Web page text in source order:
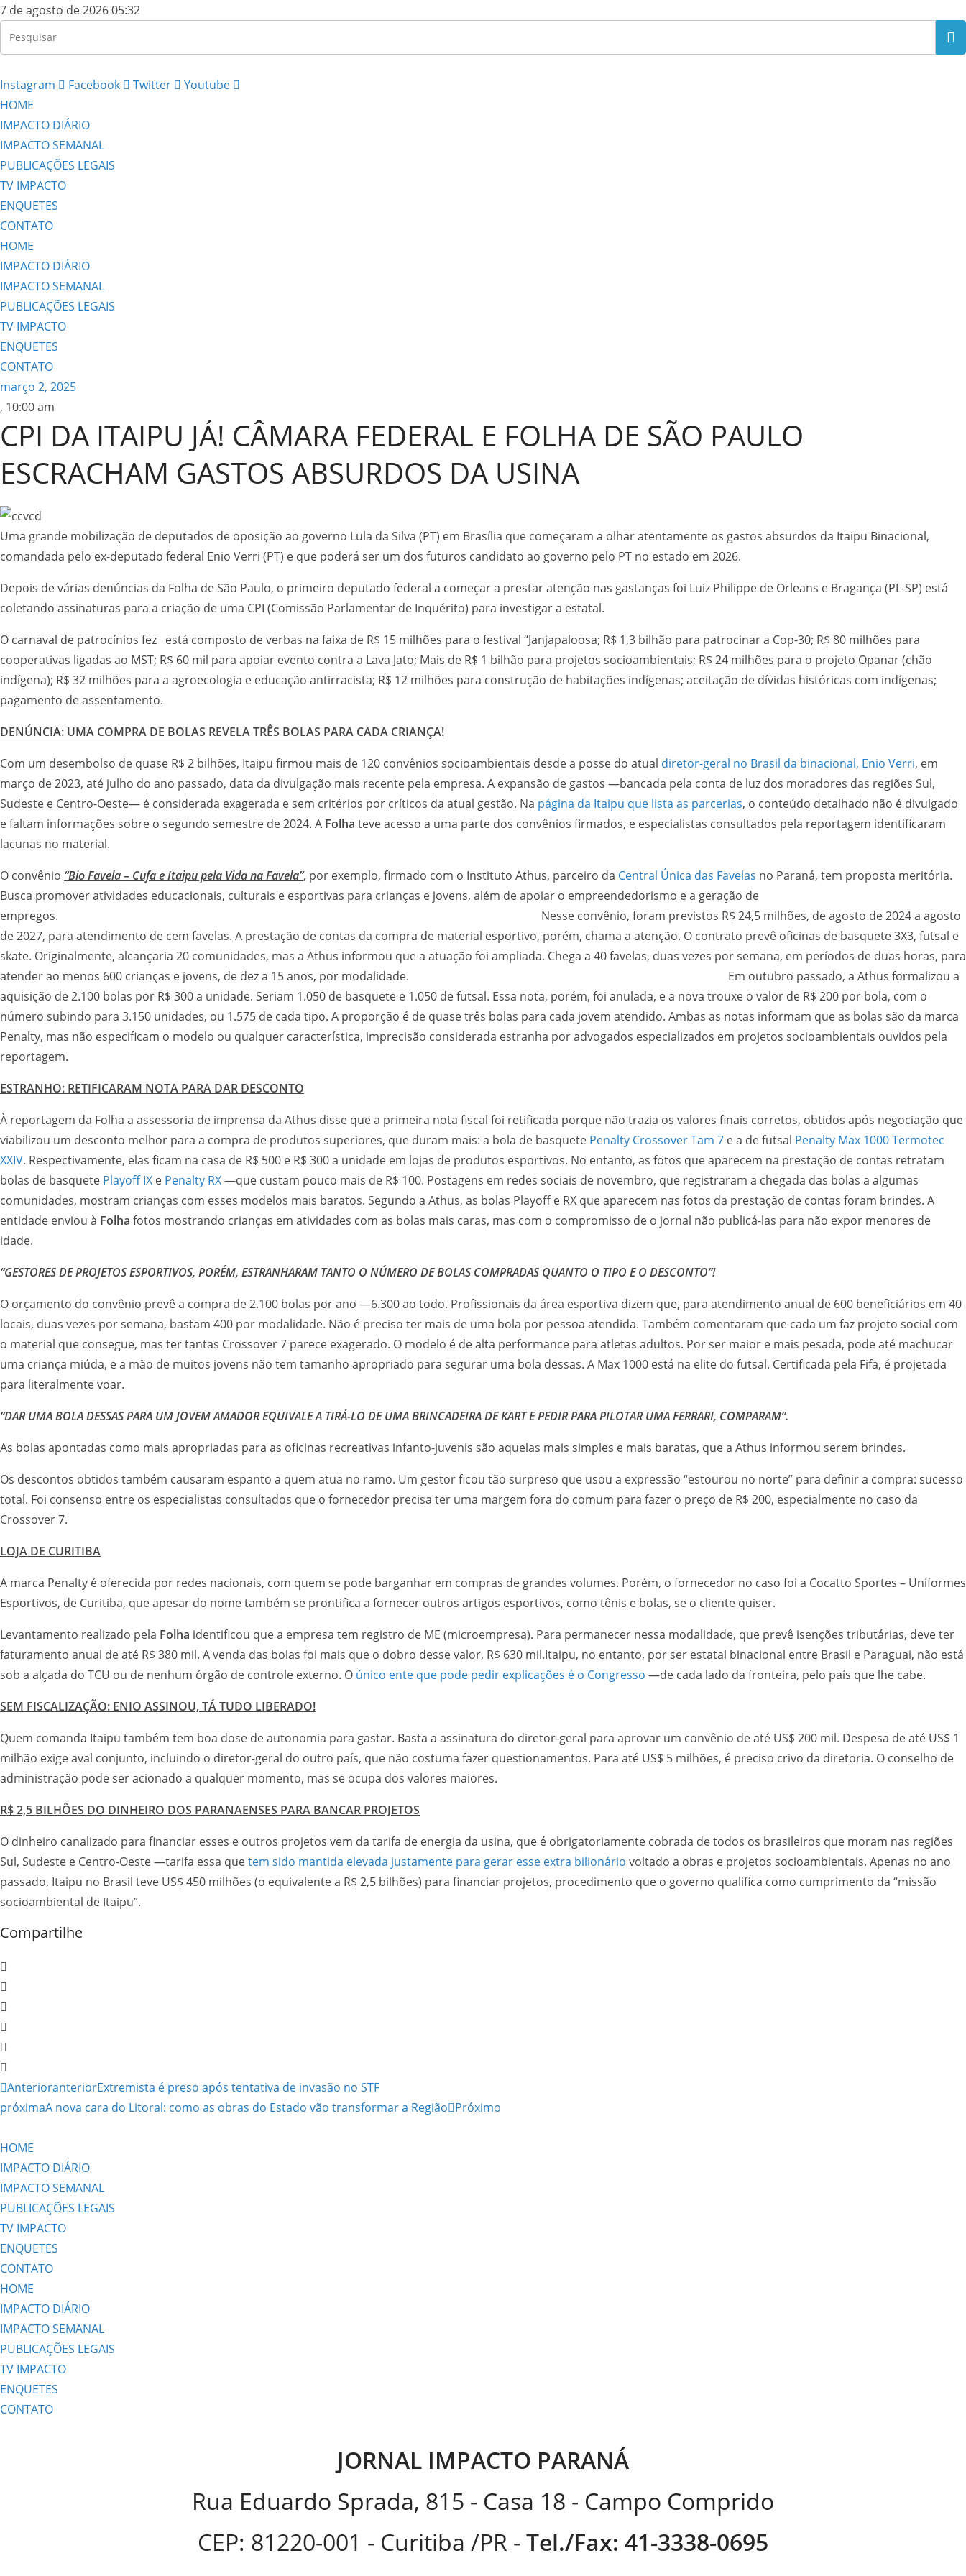
7 de agosto de 2026 05:32
Instagram Facebook Twitter
Youtube
HOME
IMPACTO DIÁRIO
IMPACTO SEMANAL
PUBLICAÇÕES LEGAIS
TV IMPACTO
ENQUETES
CONTATO
HOME
IMPACTO DIÁRIO
IMPACTO SEMANAL
PUBLICAÇÕES LEGAIS
TV IMPACTO
ENQUETES
CONTATO
março 2, 2025
, 10:00 am
CPI DA ITAIPU JÁ! CÂMARA FEDERAL E FOLHA DE SÃO PAULO
ESCRACHAM GASTOS ABSURDOS DA USINA
Uma grande mobilização de deputados de oposição ao governo Lula da Silva (PT) em Brasília que começaram a olhar atentamente os gastos absurdos da Itaipu Binacional,
comandada pelo ex-deputado federal Enio Verri (PT) e que poderá ser um dos futuros candidato ao governo pelo PT no estado em 2026.
Depois de várias denúncias da Folha de São Paulo, o primeiro deputado federal a começar a prestar atenção nas gastanças foi Luiz Philippe de Orleans e Bragança (PL-SP) está
coletando assinaturas para a criação de uma CPI (Comissão Parlamentar de Inquérito) para investigar a estatal.
O carnaval de patrocínios fez está composto de verbas na faixa de R$ 15 milhões para o festival “Janjapaloosa; R$ 1,3 bilhão para patrocinar a Cop-30; R$ 80 milhões para
cooperativas ligadas ao MST; R$ 60 mil para apoiar evento contra a Lava Jato; Mais de R$ 1 bilhão para projetos socioambientais; R$ 24 milhões para o projeto Opanar (chão
indígena); R$ 32 milhões para a agroecologia e educação antirracista; R$ 12 milhões para construção de habitações indígenas; aceitação de dívidas históricas com indígenas;
pagamento de assentamento.
DENÚNCIA: UMA COMPRA DE BOLAS REVELA TRÊS BOLAS PARA CADA CRIANÇA!
Com um desembolso de quase R$ 2 bilhões, Itaipu firmou mais de 120 convênios socioambientais desde a posse do atual diretor-geral no Brasil da binacional, Enio Verri, em
março de 2023, até julho do ano passado, data da divulgação mais recente pela empresa. A expansão de gastos —bancada pela conta de luz dos moradores das regiões Sul,
Sudeste e Centro-Oeste— é considerada exagerada e sem critérios por críticos da atual gestão. Na página da Itaipu que lista as parcerias, o conteúdo detalhado não é divulgado
e faltam informações sobre o segundo semestre de 2024. A Folha teve acesso a uma parte dos convênios firmados, e especialistas consultados pela reportagem identificaram
lacunas no material.
O convênio “Bio Favela – Cufa e Itaipu pela Vida na Favela”, por exemplo, firmado com o Instituto Athus, parceiro da Central Única das Favelas no Paraná, tem proposta meritória.
Busca promover atividades educacionais, culturais e esportivas para crianças e jovens, além de apoiar o empreendedorismo e a geração de
empregos. Nesse convênio, foram previstos R$ 24,5 milhões, de agosto de 2024 a agosto
de 2027, para atendimento de cem favelas. A prestação de contas da compra de material esportivo, porém, chama a atenção. O contrato prevê oficinas de basquete 3X3, futsal e
skate. Originalmente, alcançaria 20 comunidades, mas a Athus informou que a atuação foi ampliada. Chega a 40 favelas, duas vezes por semana, em períodos de duas horas, para
atender ao menos 600 crianças e jovens, de dez a 15 anos, por modalidade. Em outubro passado, a Athus formalizou a
aquisição de 2.100 bolas por R$ 300 a unidade. Seriam 1.050 de basquete e 1.050 de futsal. Essa nota, porém, foi anulada, e a nova trouxe o valor de R$ 200 por bola, com o
número subindo para 3.150 unidades, ou 1.575 de cada tipo. A proporção é de quase três bolas para cada jovem atendido. Ambas as notas informam que as bolas são da marca
Penalty, mas não especificam o modelo ou qualquer característica, imprecisão considerada estranha por advogados especializados em projetos socioambientais ouvidos pela
reportagem.
ESTRANHO: RETIFICARAM NOTA PARA DAR DESCONTO
À reportagem da Folha a assessoria de imprensa da Athus disse que a primeira nota fiscal foi retificada porque não trazia os valores finais corretos, obtidos após negociação que
viabilizou um desconto melhor para a compra de produtos superiores, que duram mais: a bola de basquete Penalty Crossover Tam 7 e a de futsal Penalty Max 1000 Termotec
XXIV. Respectivamente, elas ficam na casa de R$ 500 e R$ 300 a unidade em lojas de produtos esportivos. No entanto, as fotos que aparecem na prestação de contas retratam
bolas de basquete Playoff IX e Penalty RX—que custam pouco mais de R$ 100. Postagens em redes sociais de novembro, que registraram a chegada das bolas a algumas
comunidades, mostram crianças com esses modelos mais baratos. Segundo a Athus, as bolas Playoff e RX que aparecem nas fotos da prestação de contas foram brindes. A
entidade enviou à Folha fotos mostrando crianças em atividades com as bolas mais caras, mas com o compromisso de o jornal não publicá-las para não expor menores de
idade.
“GESTORES DE PROJETOS ESPORTIVOS, PORÉM, ESTRANHARAM TANTO O NÚMERO DE BOLAS COMPRADAS QUANTO O TIPO E O DESCONTO”!
O orçamento do convênio prevê a compra de 2.100 bolas por ano —6.300 ao todo. Profissionais da área esportiva dizem que, para atendimento anual de 600 beneficiários em 40
locais, duas vezes por semana, bastam 400 por modalidade. Não é preciso ter mais de uma bola por pessoa atendida. Também comentaram que cada um faz projeto social com
o material que consegue, mas ter tantas Crossover 7 parece exagerado. O modelo é de alta performance para atletas adultos. Por ser maior e mais pesada, pode até machucar
uma criança miúda, e a mão de muitos jovens não tem tamanho apropriado para segurar uma bola dessas. A Max 1000 está na elite do futsal. Certificada pela Fifa, é projetada
para literalmente voar.
“DAR UMA BOLA DESSAS PARA UM JOVEM AMADOR EQUIVALE A TIRÁ-LO DE UMA BRINCADEIRA DE KART E PEDIR PARA PILOTAR UMA FERRARI, COMPARAM”.
As bolas apontadas como mais apropriadas para as oficinas recreativas infanto-juvenis são aquelas mais simples e mais baratas, que a Athus informou serem brindes.
Os descontos obtidos também causaram espanto a quem atua no ramo. Um gestor ficou tão surpreso que usou a expressão “estourou no norte” para definir a compra: sucesso
total. Foi consenso entre os especialistas consultados que o fornecedor precisa ter uma margem fora do comum para fazer o preço de R$ 200, especialmente no caso da
Crossover 7.
LOJA DE CURITIBA
A marca Penalty é oferecida por redes nacionais, com quem se pode barganhar em compras de grandes volumes. Porém, o fornecedor no caso foi a Cocatto Sportes – Uniformes
Esportivos, de Curitiba, que apesar do nome também se prontifica a fornecer outros artigos esportivos, como tênis e bolas, se o cliente quiser.
Levantamento realizado pela Folha identificou que a empresa tem registro de ME (microempresa). Para permanecer nessa modalidade, que prevê isenções tributárias, deve ter
faturamento anual de até R$ 380 mil. A venda das bolas foi mais que o dobro desse valor, R$ 630 mil.Itaipu, no entanto, por ser estatal binacional entre Brasil e Paraguai, não está
sob a alçada do TCU ou de nenhum órgão de controle externo. O único ente que pode pedir explicações é o Congresso —de cada lado da fronteira, pelo país que lhe cabe.
SEM FISCALIZAÇÃO: ENIO ASSINOU, TÁ TUDO LIBERADO!
Quem comanda Itaipu também tem boa dose de autonomia para gastar. Basta a assinatura do diretor-geral para aprovar um convênio de até US$ 200 mil. Despesa de até US$ 1
milhão exige aval conjunto, incluindo o diretor-geral do outro país, que não costuma fazer questionamentos. Para até US$ 5 milhões, é preciso crivo da diretoria. O conselho de
administração pode ser acionado a qualquer momento, mas se ocupa dos valores maiores.
R$ 2,5 BILHÕES DO DINHEIRO DOS PARANAENSES PARA BANCAR PROJETOS
O dinheiro canalizado para financiar esses e outros projetos vem da tarifa de energia da usina, que é obrigatoriamente cobrada de todos os brasileiros que moram nas regiões
Sul, Sudeste e Centro-Oeste —tarifa essa quetem sido mantida elevada justamente para gerar esse extra bilionário voltado a obras e projetos socioambientais. Apenas no ano
passado, Itaipu no Brasil teve US$ 450 milhões (o equivalente a R$ 2,5 bilhões) para financiar projetos, procedimento que o governo qualifica como cumprimento da “missão
socioambiental de Itaipu”.
Compartilhe
AnterioranteriorExtremista é preso após tentativa de invasão no STF
próximaA nova cara do Litoral: como as obras do Estado vão transformar a Região Próximo
HOME
IMPACTO DIÁRIO
IMPACTO SEMANAL
PUBLICAÇÕES LEGAIS
TV IMPACTO
ENQUETES
CONTATO
HOME
IMPACTO DIÁRIO
IMPACTO SEMANAL
PUBLICAÇÕES LEGAIS
TV IMPACTO
ENQUETES
CONTATO
JORNAL IMPACTO PARANÁ
Rua Eduardo Sprada, 815 - Casa 18 - Campo Comprido
CEP: 81220-001 - Curitiba /PR - Tel./Fax: 41-3338-0695